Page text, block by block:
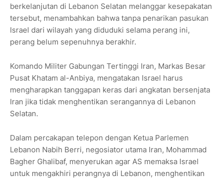
berkelanjutan di Lebanon Selatan melanggar kesepakatan
tersebut, menambahkan bahwa tanpa penarikan pasukan
Israel dari wilayah yang diduduki selama perang ini,
perang belum sepenuhnya berakhir.
Komando Militer Gabungan Tertinggi Iran, Markas Besar
Pusat Khatam al-Anbiya, mengatakan Israel harus
mengharapkan tanggapan keras dari angkatan bersenjata
Iran jika tidak menghentikan serangannya di Lebanon
Selatan.
Dalam percakapan telepon dengan Ketua Parlemen
Lebanon Nabih Berri, negosiator utama Iran, Mohammad
Bagher Ghalibaf, menyerukan agar AS memaksa Israel
untuk mengakhiri perangnya di Lebanon, menghentikan